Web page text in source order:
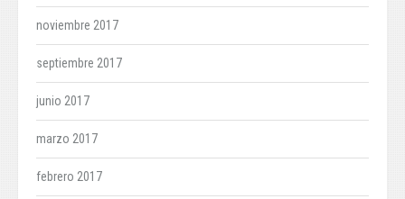
noviembre 2017
septiembre 2017
junio 2017
marzo 2017
febrero 2017